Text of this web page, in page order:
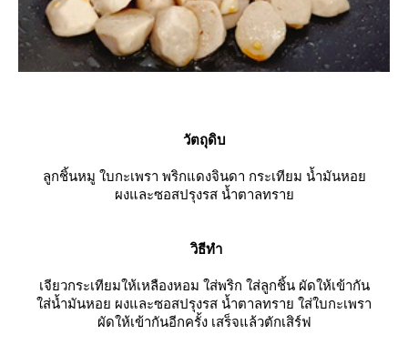
วัตถุดิบ
ลูกชิ้นหมู ใบกะเพรา พริกแดงจินดา กระเทียม น้ำมันหอ
ผงและซอสปรุงรส น้ำตาลทรา
วิธีทำ
เจียวกระเทียมให้เหลืองหอม ใส่พริก ใส่ลูกชิ้น ผัดให้เข้ากัน
ส่น้ำมันหอย ผงและซอสปรุงรส น้ำตาลทราย ใส่ใบกะเพรา
ผัดให้เข้ากันอีกครั้ง เสร็จแล้วตักเสิร์ฟ